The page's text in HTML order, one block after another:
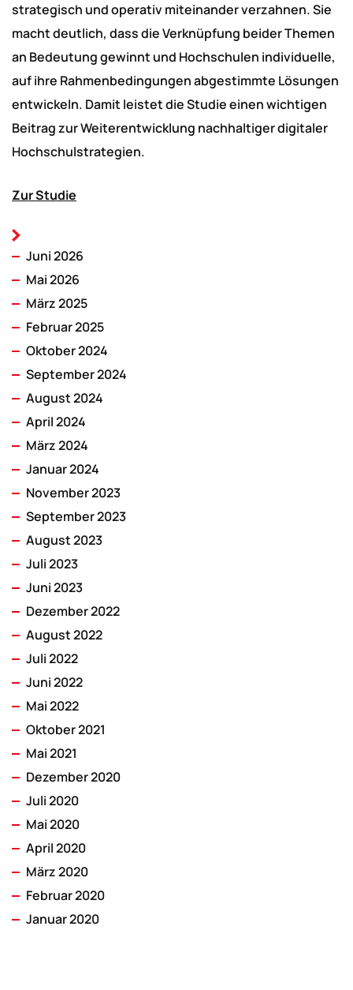
strategisch und operativ miteinander verzahnen. Sie
macht deutlich, dass die Verknüpfung beider Themen
an Bedeutung gewinnt und Hochschulen individuelle,
auf ihre Rahmenbedingungen abgestimmte Lösungen
entwickeln. Damit leistet die Studie einen wichtigen
Beitrag zur Weiterentwicklung nachhaltiger digitaler
Hochschulstrategien.
Zur Studie
Juni 2026
Mai 2026
März 2025
Februar 2025
Oktober 2024
September 2024
August 2024
April 2024
März 2024
Januar 2024
November 2023
September 2023
August 2023
Juli 2023
Juni 2023
Dezember 2022
August 2022
Juli 2022
Juni 2022
Mai 2022
Oktober 2021
Mai 2021
Dezember 2020
Juli 2020
Mai 2020
April 2020
März 2020
Februar 2020
Januar 2020